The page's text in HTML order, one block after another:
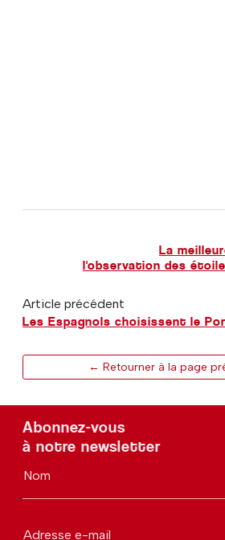
La
l'observation des
Article précédent
Les Espagnols choisissent le
← Retourner à la page
Abonnez-vous
à notre newsletter
Nom
Adresse e-mail